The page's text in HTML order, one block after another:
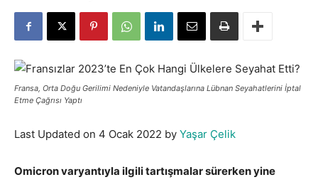
Fransa, Orta Doğu Gerilimi Nedeniyle Vatandaşlarına Lübnan Seyahatlerini İptal
Etme Çağrısı Yaptı
Last Updated on 4 Ocak 2022 by Yaşar Çelik
Omicron varyantıyla ilgili tartışmalar sürerken yine